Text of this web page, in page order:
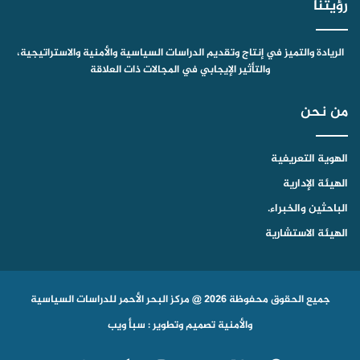
رؤيتنا
الريادة والتميز في إنتاج وتقديم الدراسات السياسية والأمنية والاستراتيجية،
والتأثير الإيجابي في المجالات ذات العلاقة
من نحن
الهوية التعريفية
الهيئة الإدارية
الباحثين والخبراء.
الهيئة الاستشارية
جميع الحقوق محفوظة 2026 @ مركز البحر الأحمر للدراسات السياسية
والأمنيةتصميم وتطوير : سبأ ويب